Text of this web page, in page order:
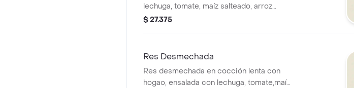
lechuga, tomate, maíz salteado, arroz
blanco, moneditas de plátano y salsa
$ 27.375
Res Desmechada
Res desmechada en cocción lenta con
hogao, ensalada con lechuga, tomate,maíz